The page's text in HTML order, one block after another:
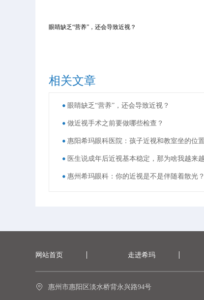
眼睛缺乏“营养”，还会导致近视？
相关文章
眼睛缺乏“营养”，还会导致近视？
做近视手术之前要做哪些检查？
惠州希玛眼科：你的近视是不是伴随着散光？
网站首页 走进希玛
惠州市惠阳区淡水桥背永兴路94号